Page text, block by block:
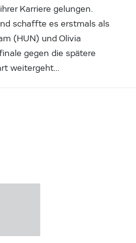
Karriere gelungen.
schaffte es erstmals als
(HUN) und Olivia
gegen die spätere
weitergeht…